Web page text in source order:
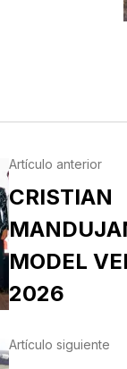
Artículo anterior
CRISTIAN
MODEL
2026
Artículo siguiente